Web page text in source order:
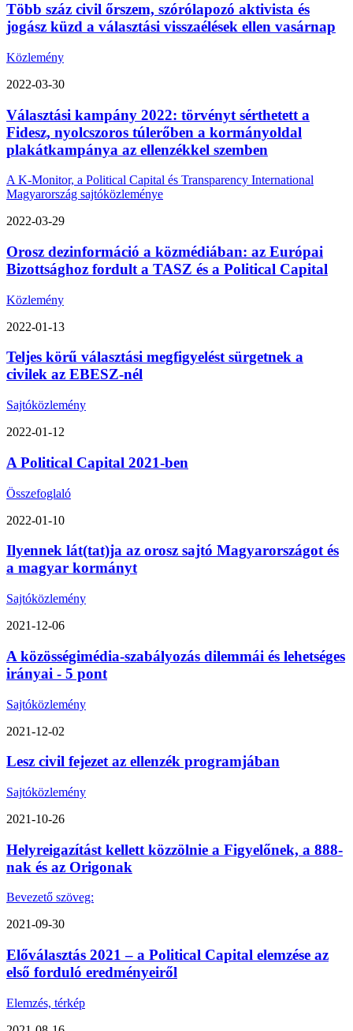
Több száz civil őrszem, szórólapozó aktivista és
jogász küzd a választási visszaélések ellen vasárnap
Közlemény
2022-03-30
Választási kampány 2022: törvényt sérthetett a
Fidesz, nyolcszoros túlerőben a kormányoldal
plakátkampánya az ellenzékkel szemben
A K-Monitor, a Political Capital és Transparency International
Magyarország sajtóközleménye
2022-03-29
Orosz dezinformáció a közmédiában: az Európai
Bizottsághoz fordult a TASZ és a Political Capital
Közlemény
2022-01-13
Teljes körű választási megfigyelést sürgetnek a
civilek az EBESZ-nél
Sajtóközlemény
2022-01-12
A Political Capital 2021-ben
Összefoglaló
2022-01-10
Ilyennek lát(tat)ja az orosz sajtó Magyarországot és
a magyar kormányt
Sajtóközlemény
2021-12-06
A közösségimédia-szabályozás dilemmái és lehetséges
irányai - 5 pont
Sajtóközlemény
2021-12-02
Lesz civil fejezet az ellenzék programjában
Sajtóközlemény
2021-10-26
Helyreigazítást kellett közzölnie a Figyelőnek, a 888-
nak és az Origonak
Bevezető szöveg:
2021-09-30
Előválasztás 2021 – a Political Capital elemzése az
első forduló eredményeiről
Elemzés, térkép